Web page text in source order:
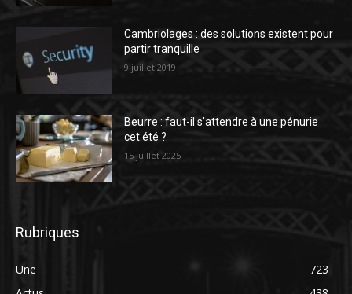
Cambriolages : des solutions existent pour
partir tranquille
9 juillet 2019
Beurre : faut-il s’attendre à une pénurie
cet été ?
15 juillet 2025
Rubriques
Une
723